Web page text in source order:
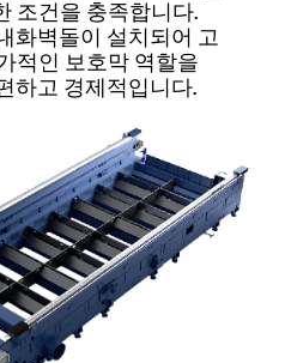
조건을 충족합니다.
화벽돌이 설치되어 고
적인 보호막 역할을
하고 경제적입니다.